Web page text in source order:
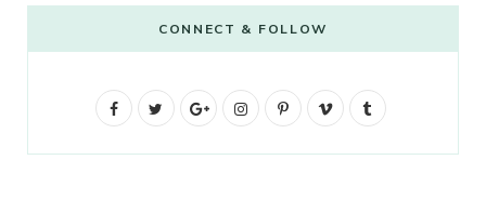
CONNECT & FOLLOW
F
G
I
P
V